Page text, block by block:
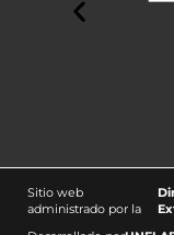
Sitio web
administrado por la